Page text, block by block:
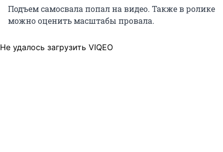
Подъем самосвала попал на видео. Также в ролике
можно оценить масштабы провала.
Не удалось загрузить VIQEO